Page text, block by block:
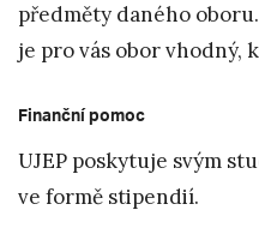
předměty daného
je pro vás obor vhodný,
Finanční pomoc
UJEP poskytuje svým
ve formě stipendií.